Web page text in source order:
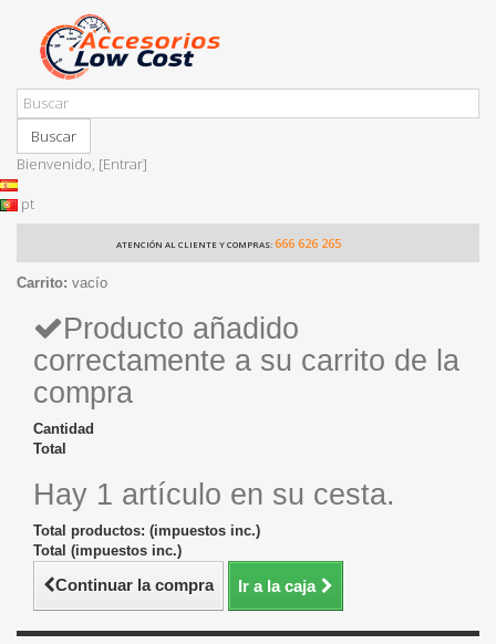
Buscar
Bienvenido, [Entrar]
pt
ATENCIÓN AL CLIENTE Y COMPRAS: 666 626 265
Carrito: vacío
Producto añadido
correctamente a su carrito de la
compra
Cantidad
Total
Hay 1 artículo en su cesta.
Total productos: (impuestos inc.)
Total (impuestos inc.)
Continuar la compra Ir a la caja